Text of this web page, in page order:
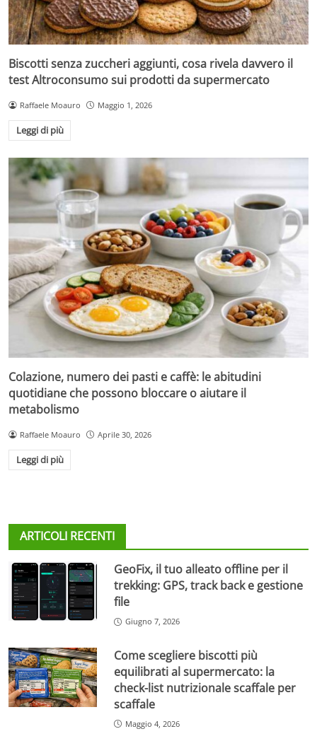
Biscotti senza zuccheri aggiunti, cosa rivela davvero il
test Altroconsumo sui prodotti da supermercato
Raffaele Moauro Maggio 1, 2026
Leggi di più
Colazione, numero dei pasti e caffè: le abitudini
quotidiane che possono bloccare o aiutare il
metabolismo
Raffaele Moauro Aprile 30, 2026
Leggi di più
ARTICOLI RECENTI
GeoFix, il tuo alleato offline per il
trekking: GPS, track back e gestione
file
Giugno 7, 2026
Come scegliere biscotti più
equilibrati al supermercato: la
check-list nutrizionale scaffale per
scaffale
Maggio 4, 2026